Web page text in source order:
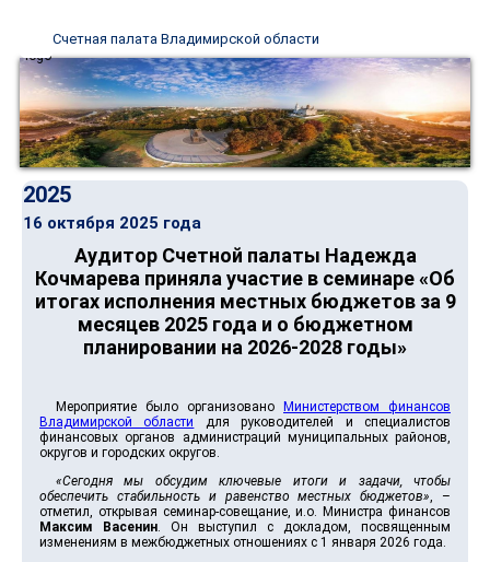
Счетная палата Владимирской области
2025
16 октября 2025 года
Аудитор Счетной палаты Надежда
Кочмарева приняла участие в семинаре «Об
итогах исполнения местных бюджетов за 9
месяцев 2025 года и о бюджетном
планировании на 2026-2028 годы»
Мероприятие было организовано
Министерством финансов
Владимирской области
для руководителей и специалистов
финансовых органов администраций муниципальных районов,
округов и городских округов.
«Сегодня мы обсудим ключевые итоги и задачи, чтобы
обеспечить стабильность и равенство местных бюджетов», –
отметил, открывая семинар-совещание, и.о. Министра финансов
Максим Васенин. Он выступил с докладом, посвященным
изменениям в межбюджетных отношениях с 1 января 2026 года.